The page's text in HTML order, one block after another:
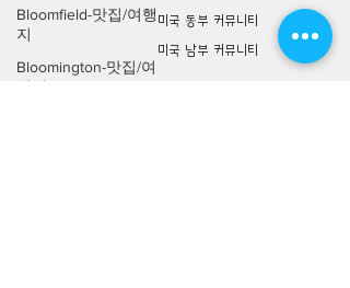
Bloomfield-맛집/여행
지
Bloomington-맛집/여
행지
미국 동부 커뮤니티
미국 남부 커뮤니티